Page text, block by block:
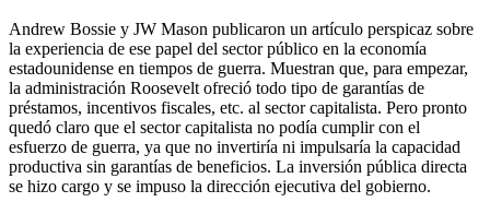
Andrew Bossie y JW Mason publicaron un artículo perspicaz sobre
la experiencia de ese papel del sector público en la economía
estadounidense en tiempos de guerra. Muestran que, para empezar,
la administración Roosevelt ofreció todo tipo de garantías de
préstamos, incentivos fiscales, etc. al sector capitalista. Pero pronto
quedó claro que el sector capitalista no podía cumplir con el
esfuerzo de guerra, ya que no invertiría ni impulsaría la capacidad
productiva sin garantías de beneficios. La inversión pública directa
se hizo cargo y se impuso la dirección ejecutiva del gobierno.